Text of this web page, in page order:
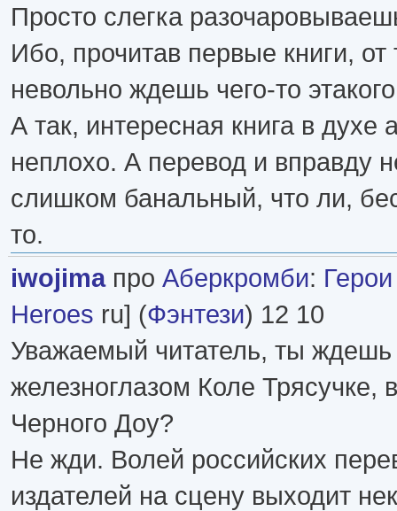
Просто слегка
Ибо, прочитав первые книги, от
невольно ждешь чего-то
А так, интересная книга в духе
неплохо. А перевод и вправду
слишком банальный, что ли,
то.
iwojimaпро Аберкромби:
Heroes ru] (Фэнтези) 12 10
Уважаемый читатель, ты ждешь
железноглазом Коле Трясучке,
Черного Доу?
Не жди. Волей российских
издателей на сцену выходит